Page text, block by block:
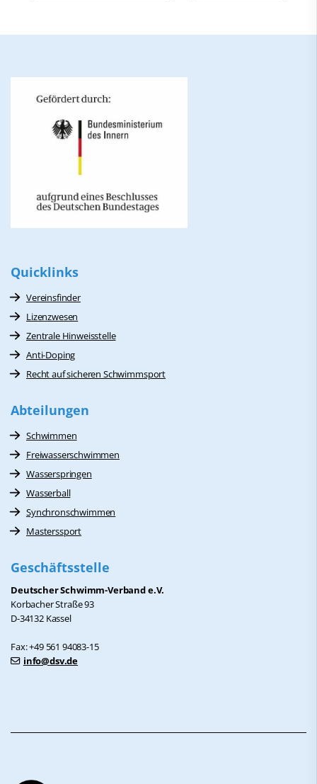
Quicklinks
Vereinsfinder
Lizenzwesen
Zentrale Hinweisstelle
Anti-Doping
Recht auf sicheren Schwimmsport
Abteilungen
Schwimmen
Freiwasserschwimmen
Wasserspringen
Wasserball
Synchronschwimmen
Masterssport
Geschäftsstelle
Deutscher Schwimm-Verband e.V.
Korbacher Straße 93
D-34132 Kassel
Fax: +49 561 94083-15
info@dsv.de